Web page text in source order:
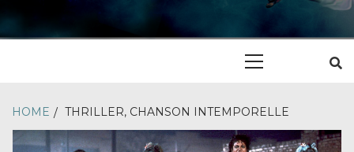
HOME THRILLER, CHANSON INTEMPORELLE